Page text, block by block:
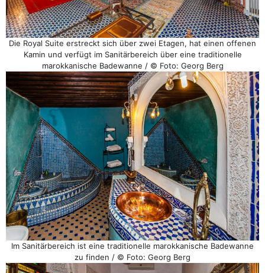
Die Royal Suite erstreckt sich über zwei Etagen, hat einen offenen
Kamin und verfügt im Sanitärbereich über eine traditionelle
marokkanische Badewanne / © Foto: Georg Berg
Im Sanitärbereich ist eine traditionelle marokkanische Badewanne
zu finden / © Foto: Georg Berg